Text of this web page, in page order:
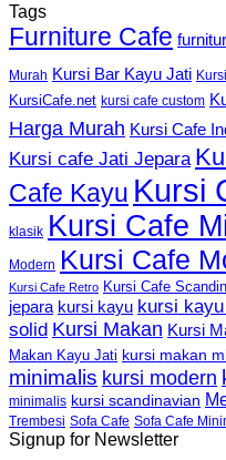
Tags
Furniture Cafe
Murah Kursi Bar Kayu Jati
KursiCafe.net kursi cafe custom
Harga Murah Kursi Cafe
Kursi cafe Jati Jepara
Cafe Kayu Kursi
klasik Kursi Cafe
Modern Kursi Cafe
Kursi Cafe Retro Kursi Cafe
jepara kursi kayu kursi
solid Kursi Makan Kursi
Makan Kayu Jati kursi makan
minimalis kursi modern
minimalis kursi scandinavian
Trembesi Sofa Cafe Sofa Cafe
Signup for Newsletter